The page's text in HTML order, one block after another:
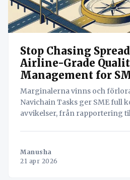
Stop Chasing
Airline-Grade
Management for
Marginalerna vinns och
Navichain Tasks ger SME full
avvikelser, från rapportering
Manusha
21 apr 2026